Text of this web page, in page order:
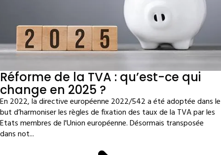
Réforme de la TVA : qu’est-ce qui
change en 2025 ?
En 2022, la directive européenne 2022/542 a été adoptée dans le
but d’harmoniser les règles de fixation des taux de la TVA par les
Etats membres de l'Union européenne. Désormais transposée
dans not...